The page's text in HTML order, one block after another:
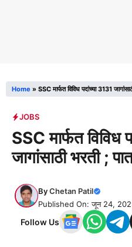
Home » SSC मार्फत विविध पदांच्या 3131
JOBS
SSC मार्फत विविध
जागांसाठी भरती ;
ByChetan Patil
Published On: जून 24,
Follow Us